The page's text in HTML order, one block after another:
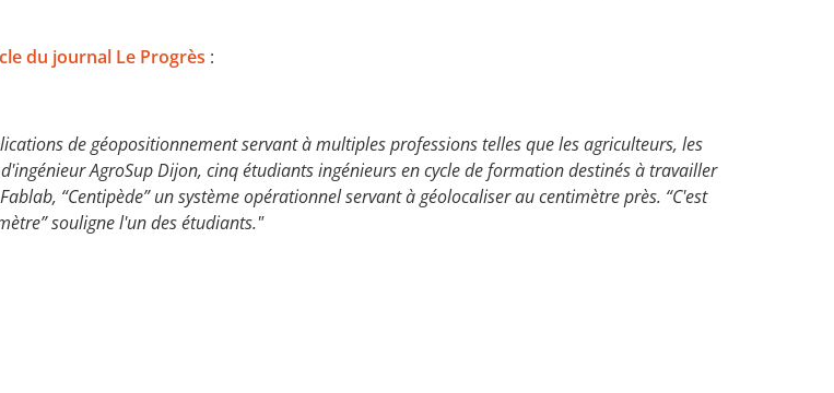
du journal Le Progrès :
de géopositionnement servant à multiples professions telles que les agriculteurs, les
AgroSup Dijon, cinq étudiants ingénieurs en cycle de formation destinés à travailler
“Centipède” un système opérationnel servant à géolocaliser au centimètre près. “C'est
souligne l'un des étudiants."